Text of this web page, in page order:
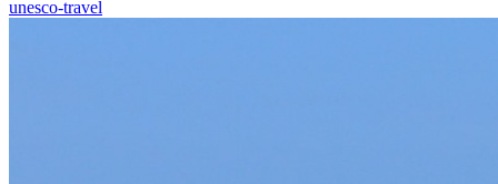
unesco-travel